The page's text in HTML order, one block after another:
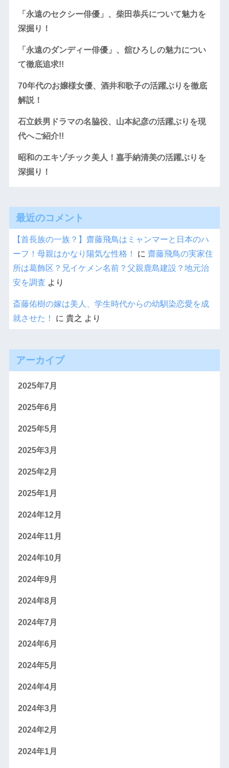
「永遠のセクシー俳優」、柴田恭兵について魅力を
深掘り！
「永遠のダンディー俳優」、舘ひろしの魅力につい
て徹底追求!!
70年代のお嬢様女優、酒井和歌子の活躍ぶりを徹底
解説！
石立鉄男ドラマの名脇役、山本紀彦の活躍ぶりを現
代へご紹介!!
昭和のエキゾチック美人！嘉手納清美の活躍ぶりを
深掘り！
最近のコメント
【首長族の一族？】齋藤飛鳥はミャンマーと日本のハ
ーフ！母親はかなり陽気な性格！
に 齋藤飛鳥の実家住
所は葛飾区？兄イケメン名前？父親鹿島建設？地元治
安を調査 より
斎藤佑樹の嫁は美人、学生時代からの幼馴染恋愛を成
就させた！
に 貴之 より
アーカイブ
2025年7月
2025年6月
2025年5月
2025年3月
2025年2月
2025年1月
2024年12月
2024年11月
2024年10月
2024年9月
2024年8月
2024年7月
2024年6月
2024年5月
2024年4月
2024年3月
2024年2月
2024年1月